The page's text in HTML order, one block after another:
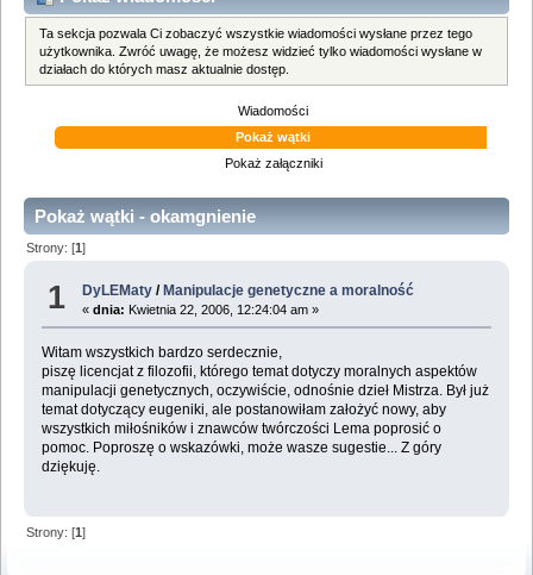
Ta sekcja pozwala Ci zobaczyć wszystkie wiadomości wysłane przez tego
użytkownika. Zwróć uwagę, że możesz widzieć tylko wiadomości wysłane w
działach do których masz aktualnie dostęp.
Wiadomości
Pokaż wątki
Pokaż załączniki
Pokaż wątki - okamgnienie
Strony: [1]
1 DyLEMaty / Manipulacje genetyczne a moralność
«dnia: Kwietnia 22, 2006, 12:24:04 am »
Witam wszystkich bardzo serdecznie,
piszę licencjat z filozofii, którego temat dotyczy moralnych aspektów
manipulacji genetycznych, oczywiście, odnośnie dzieł Mistrza. Był już
temat dotyczący eugeniki, ale postanowiłam założyć nowy, aby
wszystkich miłośników i znawców twórczości Lema poprosić o
pomoc. Poproszę o wskazówki, może wasze sugestie... Z góry
dziękuję.
Strony: [1]